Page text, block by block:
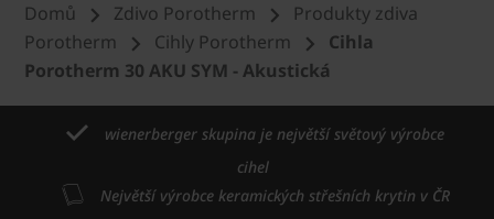
Domů Zdivo Porotherm
Produkty zdiva
Porotherm
Cihly Porotherm
Cihla
Porotherm 30 AKU SYM - Akustická
wienerberger skupina je největší světový výrobce
cihel
Největší výrobce keramických střešních krytin v ČR